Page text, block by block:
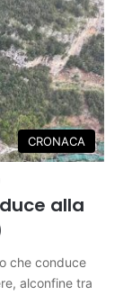
CRONACA
alla
che conduce
alconfine tra